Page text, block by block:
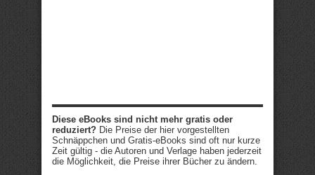
Diese eBooks sind nicht mehr gratis oder
reduziert? Die Preise der hier vorgestellten
Schnäppchen und Gratis-eBooks sind oft nur kurze
Zeit gültig - die Autoren und Verlage haben jederzeit
die Möglichkeit, die Preise ihrer Bücher zu ändern.